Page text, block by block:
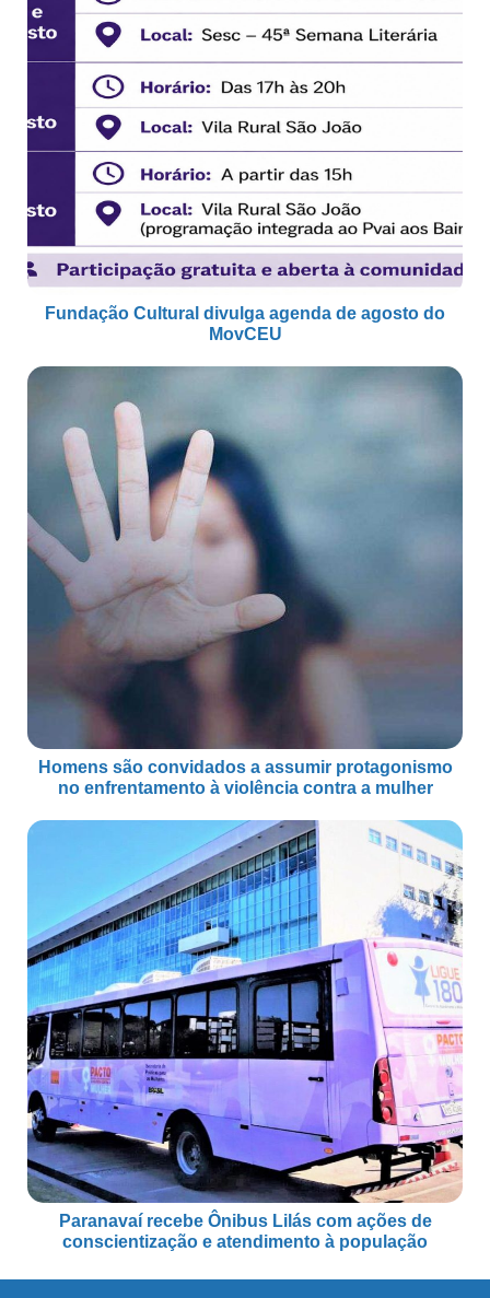
Fundação Cultural divulga agenda de agosto do
MovCEU
Homens são convidados a assumir protagonismo
no enfrentamento à violência contra a mulher
Paranavaí recebe Ônibus Lilás com ações de
conscientização e atendimento à população